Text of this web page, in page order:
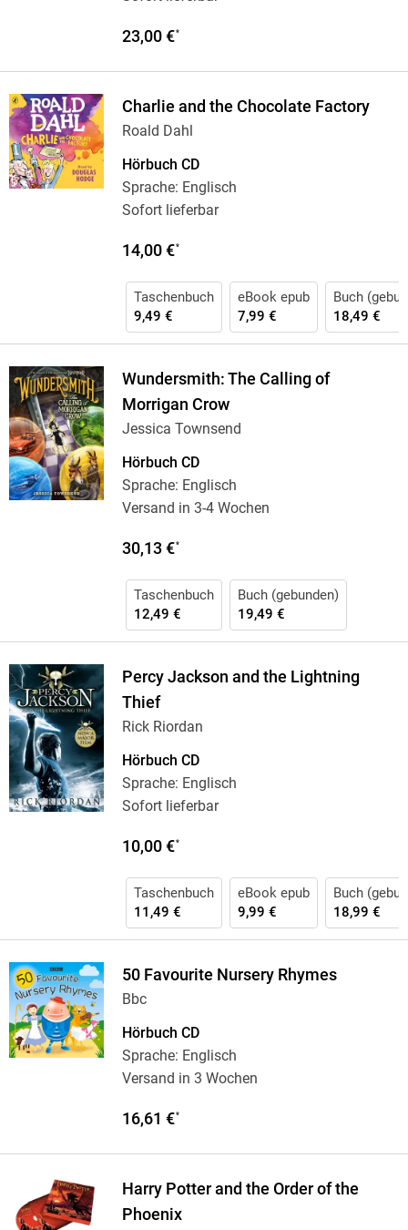
23,00 €*
Charlie and the Chocolate Factory
Roald Dahl
Hörbuch CD
Sprache: Englisch
Sofort lieferbar
14,00 €*
Taschenbuch
9,49 €
eBook epub
7,99 €
Buch
18,49 €
Wundersmith: The Calling of
Morrigan Crow
Jessica Townsend
Hörbuch CD
Sprache: Englisch
Versand in 3-4 Wochen
30,13 €*
Taschenbuch
12,49 €
Buch (gebunden)
19,49 €
Percy Jackson and the Lightning
Thief
Rick Riordan
Hörbuch CD
Sprache: Englisch
Sofort lieferbar
10,00 €*
Taschenbuch
11,49 €
eBook epub
9,99 €
Buch
18,99 €
50 Favourite Nursery Rhymes
Bbc
Hörbuch CD
Sprache: Englisch
Versand in 3 Wochen
16,61 €*
Harry Potter and the Order of the
Phoenix